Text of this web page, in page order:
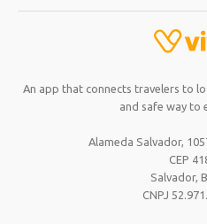
An app that connects travelers to
and safe way to
Alameda Salvador,
CEP
Salvador,
CNPJ